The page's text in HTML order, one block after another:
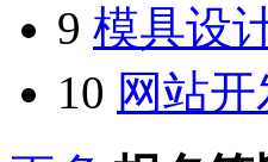
9 模具设
10 网站